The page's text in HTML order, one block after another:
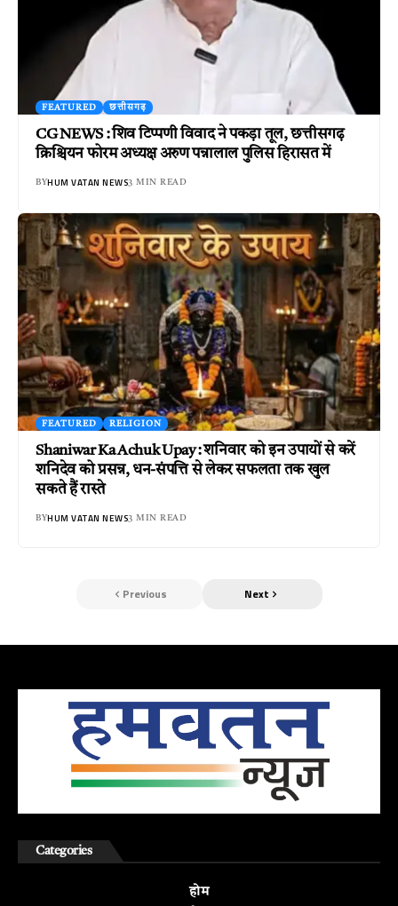
FEATURED छत्तीसगढ़
CG NEWS : शिव टिप्पणी विवाद ने पकड़ा तूल, छत्तीसगढ़
क्रिश्चियन फोरम अध्यक्ष अरुण पन्नालाल पुलिस हिरासत में
BYHUM VATAN NEWS3 MIN READ
FEATURED RELIGION
Shaniwar Ka Achuk Upay : शनिवार को इन उपायों से करें
शनिदेव को प्रसन्न, धन-संपत्ति से लेकर सफलता तक खुल
सकते हैं रास्ते
BYHUM VATAN NEWS3 MIN READ
Previous Next
Categories
होम